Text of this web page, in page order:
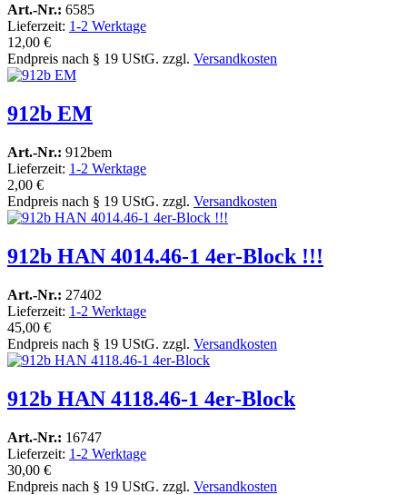
Art.-Nr.: 6585
Lieferzeit: 1-2 Werktage
12,00 €
Endpreis nach § 19 UStG. zzgl. Versandkosten
912b EM
Art.-Nr.: 912bem
Lieferzeit: 1-2 Werktage
2,00 €
Endpreis nach § 19 UStG. zzgl. Versandkosten
912b HAN 4014.46-1 4er-Block !!!
Art.-Nr.: 27402
Lieferzeit: 1-2 Werktage
45,00 €
Endpreis nach § 19 UStG. zzgl. Versandkosten
912b HAN 4118.46-1 4er-Block
Art.-Nr.: 16747
Lieferzeit: 1-2 Werktage
30,00 €
Endpreis nach § 19 UStG. zzgl. Versandkosten